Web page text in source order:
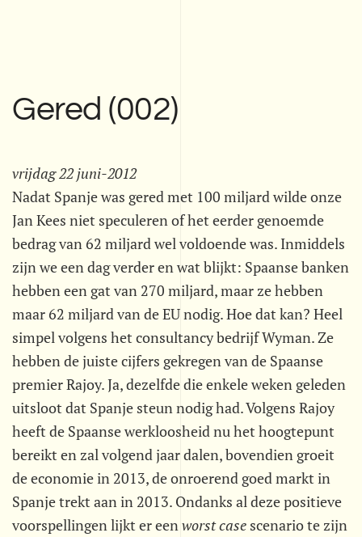
Gered (002)
vrijdag 22 juni-2012
Nadat Spanje was gered met 100 miljard wilde onze
Jan Kees niet speculeren of het eerder genoemde
bedrag van 62 miljard wel voldoende was. Inmiddels
zijn we een dag verder en wat blijkt: Spaanse banken
hebben een gat van 270 miljard, maar ze hebben
maar 62 miljard van de EU nodig. Hoe dat kan? Heel
simpel volgens het consultancy bedrijf Wyman. Ze
hebben de juiste cijfers gekregen van de Spaanse
premier Rajoy. Ja, dezelfde die enkele weken geleden
uitsloot dat Spanje steun nodig had. Volgens Rajoy
heeft de Spaanse werkloosheid nu het hoogtepunt
bereikt en zal volgend jaar dalen, bovendien groeit
de economie in 2013, de onroerend goed markt in
Spanje trekt aan in 2013. Ondanks al deze positieve
voorspellingen lijkt er een worst case  scenario te zijn